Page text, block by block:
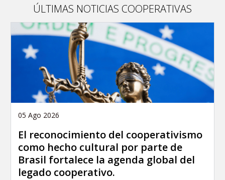
ÚLTIMAS NOTICIAS COOPERATIVAS
05 Ago 2026
El reconocimiento del cooperativismo
como hecho cultural por parte de
Brasil fortalece la agenda global del
legado cooperativo.